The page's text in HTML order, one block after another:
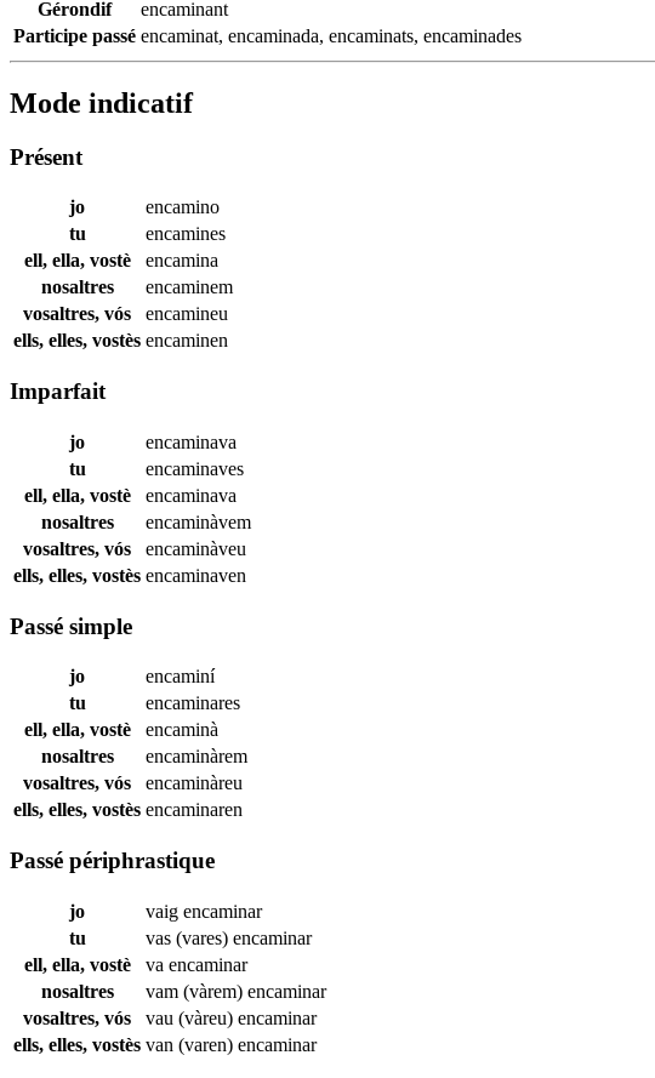
Gérondif
encaminant
Participe passé encaminat, encaminada, encaminats, encaminades
Mode indicatif
Présent
jo
encamino
tu
encamines
ell, ella, vostè
encamina
nosaltres
encaminem
vosaltres, vós
encamineu
ells, elles, vostès encaminen
Imparfait
jo
encaminava
tu
encaminaves
ell, ella, vostè
encaminava
nosaltres
encaminàvem
vosaltres, vós
encaminàveu
ells, elles, vostès encaminaven
Passé simple
jo
encaminí
tu
encaminares
ell, ella, vostè
encaminà
nosaltres
encaminàrem
vosaltres, vós
encaminàreu
ells, elles, vostès encaminaren
Passé périphrastique
jo vaig encaminar
tu
vas (vares) encaminar
ell, ella, vostè
va encaminar
nosaltres
vam (vàrem) encaminar
vosaltres, vós
vau (vàreu) encaminar
ells, elles, vostès van (varen) encaminar